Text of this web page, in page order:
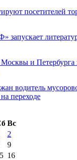
посетителей
запускает
и Петербурга
водитель
переходе
Вс
2
9
16